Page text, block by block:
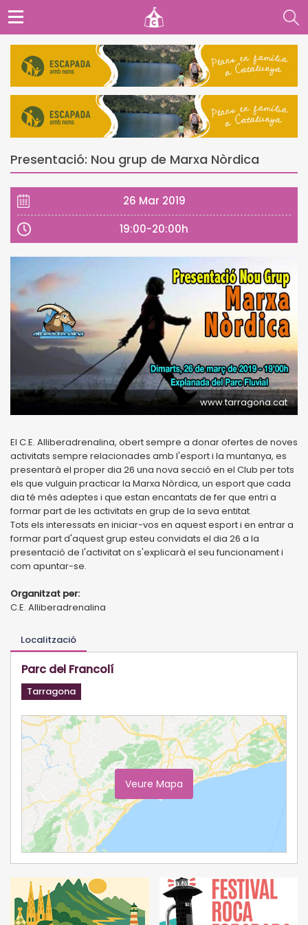
Presentació: Nou grup de Marxa Nòrdica
26 Mar 2019
19:00-20:00h
www.tarragona.cat
El C.E. Alliberadrenalina, obert sempre a donar ofertes de noves
activitats sempre relacionades amb l'esport i la muntanya, es
presentarà el proper dia 26 una nova secció en el Club per tots
els que vulguin practicar la Marxa Nòrdica, un esport que cada
dia té més adeptes i que estan encantats de fer que entri a
formar part de les activitats en grup de la seva entitat.
Tots els interessats en iniciar-vos en aquest esport i en entrar a
formar part d'aquest grup esteu convidats el dia 26 a la
presentació de l'activitat on s'explicarà el seu funcionament i
com apuntar-se.
Organitzat per:
C.E. Alliberadrenalina
Localització
Parc del Francolí
Tarragona
Veure Mapa